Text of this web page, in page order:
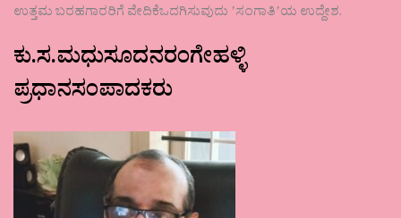
ಉತ್ತಮ ಬರಹಗಾರರಿಗೆ ವೇದಿಕೆಒದಗಿಸುವುದು ʼಸಂಗಾತಿʼಯ ಉದ್ದೇಶ.
ಕು.ಸ.ಮಧುಸೂದನರಂಗೇಹಳ್ಳಿ
ಪ್ರಧಾನಸಂಪಾದಕರು